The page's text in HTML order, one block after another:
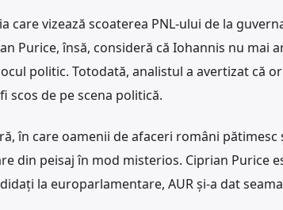
care vizează scoaterea PNL-ului de la
Purice, însă, consideră că Iohannis nu mai
politic. Totodată, analistul a avertizat că
scos de pe scena politică.
în care oamenii de afaceri români pătimesc
din peisaj în mod misterios. Ciprian Purice
la europarlamentare, AUR și-a dat